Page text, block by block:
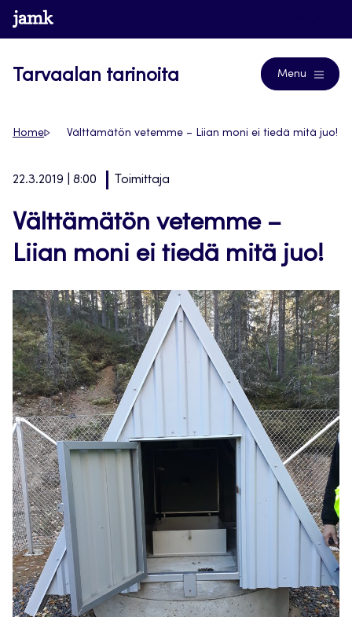
Siirry
suoraan
www.jamk.fi
Tarvaalan tarinoita Menu
Home Välttämätön vetemme – Liian moni ei tiedä mitä juo!
22.3.2019 | 8:00 Toimittaja
Välttämätön vetemme –
Liian moni ei tiedä mitä juo!